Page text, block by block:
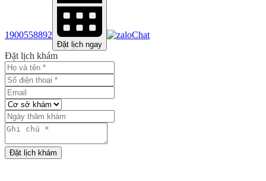
1900558892
Đặt lịch ngay
Chat
Đặt lịch khám
Đặt lịch khám